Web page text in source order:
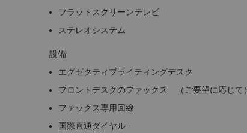
フラットスクリーンテレビ
ステレオシステム
設備
エグゼクティブライティングデスク
フロントデスクのファックス （ご要望に応じて）
ファックス専用回線
国際直通ダイヤル